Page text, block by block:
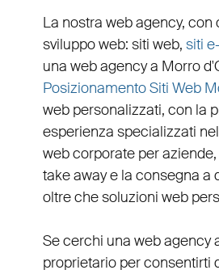
La nostra web agency, con
sviluppo web: siti web, siti
una web agency a Morro
Posizionamento Siti Web
web personalizzati, con la
esperienza specializzati
web corporateperaziende,
take awaye la consegna a
oltre chesoluzioni web
Se cerchi una web agency
proprietario per consentirti